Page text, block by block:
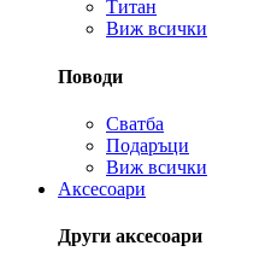
Титан
Виж всички
Поводи
Сватба
Подаръци
Виж всички
Аксесоари
Други аксесоари